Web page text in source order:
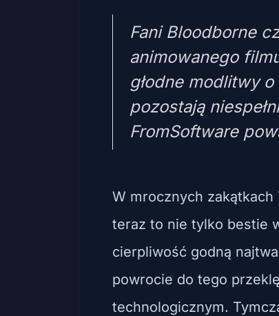
Fani Bloodborne
animowanego
głodne modlitwy
pozostają
FromSoftware
W mrocznych zakątkach
teraz to nie tylko bestie
cierpliwość godną
powrocie do tego
technologicznym.